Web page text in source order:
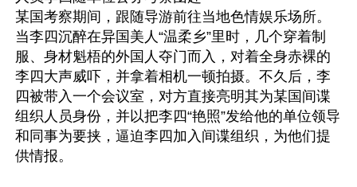
某国考察期间，跟随导游前往当地色情娱乐场所。
当李四沉醉在异国美人“温柔乡”里时，几个穿着制
服、身材魁梧的外国人夺门而入，对着全身赤裸的
李四大声威吓，并拿着相机一顿拍摄。不久后，李
四被带入一个会议室，对方直接亮明其为某国间谍
组织人员身份，并以把李四“艳照”发给他的单位领导
和同事为要挟，逼迫李四加入间谍组织，为他们提
供情报。